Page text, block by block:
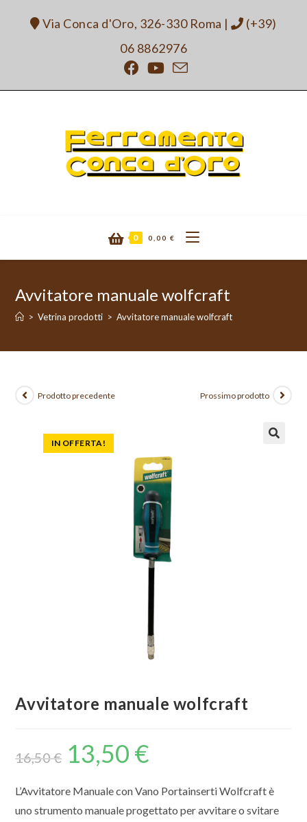
Via Conca d'Oro, 326-330 Roma |
(+39)
06 8862976
0 0,00 €
Avvitatore manuale wolfcraft
> Vetrina prodotti > Avvitatore manuale wolfcraft
IN OFFERTA!
Prodotto precedente Prossimo prodotto
Avvitatore manuale wolfcraft
16,50€ 13,50 €
L’Avvitatore Manuale con Vano Portainserti Wolfcraft è
uno strumento manuale progettato per avvitare o svitare